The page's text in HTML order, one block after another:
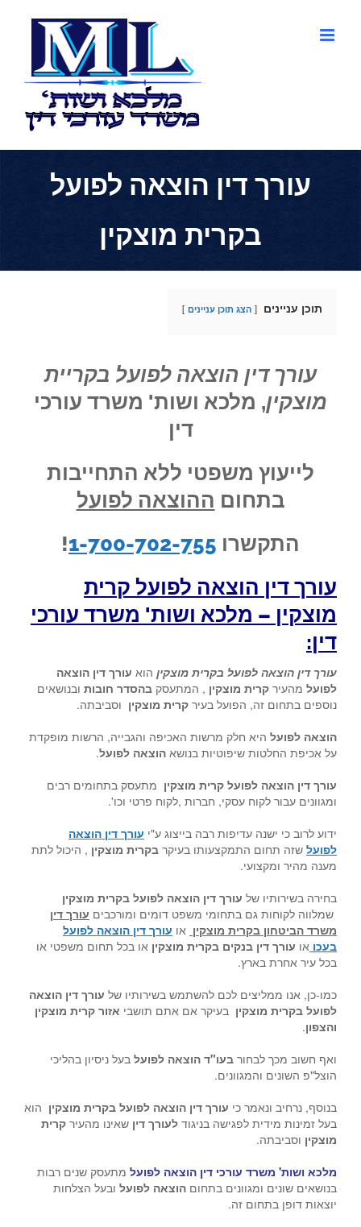
עורך דין הוצאה לפועל
בקרית מוצקין
תוכן עניינים הצג תוכן עניינים
עורך דין הוצאה לפועל בקריית
מוצקין, מלכא ושות' משרד עורכי
דין
לייעוץ משפטי ללא התחייבות
בתחום ההוצאה לפועל
התקשרו 1-700-702-755
!
עורך דין הוצאה לפועל קרית
מוצקין – מלכא ושות' משרד עורכי
דין:
עורך דין הוצאה לפועל בקרית מוצקין הוא עורך דין הוצאה
לפועל מהעיר קרית מוצקין , המתעסק בהסדר חובות ובנושאים
נוספים בתחום זה, הפועל בעיר קרית מוצקין וסביבתה.
הוצאה לפועל היא חלק מרשות האכיפה והגבייה, הרשות מופקדת
על אכיפת החלטות שיפוטיות בנושא הוצאה לפועל.
עורך דין הוצאה לפועל קרית מוצקין מתעסק בתחומים רבים
ומגוונים עבור לקוח עסקי, חברות ,לקוח פרטי וכו'.
ידוע לרוב כי ישנה עדיפות רבה בייצוג ע"י עורך דין הוצאה
לפועל שזה תחום התמקצעותו בעיקר בקרית מוצקין , היכול לתת
מענה מהיר ומקצועי.
בחירה בשירותיו של עורך דין הוצאה לפועל בקרית מוצקין
שמלווה לקוחות גם בתחומי משפט דומים ומורכבים עורך דין
משרד הביטחון בקרית מוצקין או עורך דין הוצאה לפועל
בעכו או עורך דין בנקים בקרית מוצקין או בכל תחום משפטי או
בכל עיר אחרת בארץ.
כמו-כן, אנו ממליצים לכם להשתמש בשירותיו של עורך דין הוצאה
לפועל בקרית מוצקין בעיקר אם אתם תושבי אזור קרית מוצקין
והצפון.
ואף חשוב מכך לבחור בעו"ד הוצאה לפועל בעל ניסיון בהליכי
הוצל"פ השונים והמגוונים.
בנוסף, נרחיב ונאמר כי עורך דין הוצאה לפועל בקרית מוצקין הוא
בעל זמינות מידית לפגישה בניגוד לעורך דין שאינו מהעיר קרית
מוצקין וסביבתה.
מלכא ושות' משרד עורכי דין הוצאה לפועל מתעסק שנים רבות
בנושאים שונים ומגוונים בתחום הוצאה לפועל ובעל הצלחות
יוצאות דופן בתחום זה.